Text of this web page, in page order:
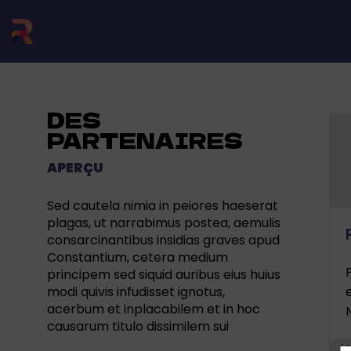
APERÇU
DES
PARTENAIRES
Sed cautela nimia in peiores haeserat
plagas, ut narrabimus postea, aemulis
consarcinantibus insidias graves apud
Constantium, cetera medium
principem sed siquid auribus eius huius
modi quivis infudisset ignotus,
acerbum et inplacabilem et in hoc
causarum titulo dissimilem sui